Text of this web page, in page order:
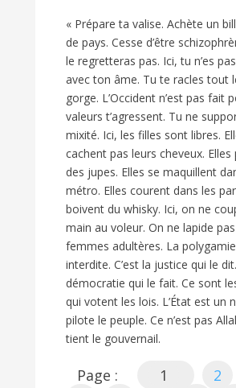
« Prépare ta valise. Achète un
de pays. Cesse d’être
le regretteras pas. Ici, tu n’es
avec ton âme. Tu te racles tout
gorge. L’Occident n’est pas fait
valeurs t’agressent. Tu ne
mixité. Ici, les filles sont libres.
cachent pas leurs cheveux.
des jupes. Elles se maquillent
métro. Elles courent dans les
boivent du whisky. Ici, on ne
main au voleur. On ne lapide
femmes adultères. La
interdite. C’est la justice qui le
démocratie qui le fait. Ce sont
qui votent les lois. L’État est un
pilote le peuple. Ce n’est pas
tient le gouvernail.
Page : 1 2